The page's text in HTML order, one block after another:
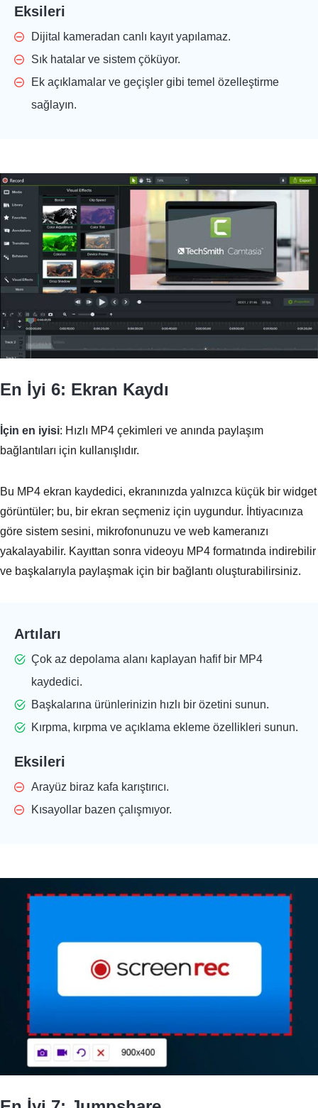
Eksileri
Dijital kameradan canlı kayıt yapılamaz.
Sık hatalar ve sistem çöküyor.
Ek açıklamalar ve geçişler gibi temel özelleştirme
sağlayın.
En İyi 6: Ekran Kaydı
İçin en iyisi: Hızlı MP4 çekimleri ve anında paylaşım
bağlantıları için kullanışlıdır.
Bu MP4 ekran kaydedici, ekranınızda yalnızca küçük bir widget
görüntüler; bu, bir ekran seçmeniz için uygundur. İhtiyacınıza
göre sistem sesini, mikrofonunuzu ve web kameranızı
yakalayabilir. Kayıttan sonra videoyu MP4 formatında indirebilir
ve başkalarıyla paylaşmak için bir bağlantı oluşturabilirsiniz.
Artıları
Çok az depolama alanı kaplayan hafif bir MP4
kaydedici.
Başkalarına ürünlerinizin hızlı bir özetini sunun.
Kırpma, kırpma ve açıklama ekleme özellikleri sunun.
Eksileri
Arayüz biraz kafa karıştırıcı.
Kısayollar bazen çalışmıyor.